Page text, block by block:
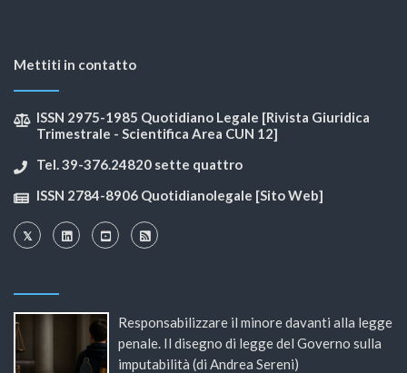
Mettiti in contatto
ISSN 2975-1985 Quotidiano Legale [Rivista Giuridica
Trimestrale - Scientifica Area CUN 12]
Tel. 39-376.24820 sette quattro
ISSN 2784-8906 Quotidianolegale [Sito Web]
Responsabilizzare il minore davanti alla legge
penale. Il disegno di legge del Governo sulla
imputabilità (di Andrea Sereni)